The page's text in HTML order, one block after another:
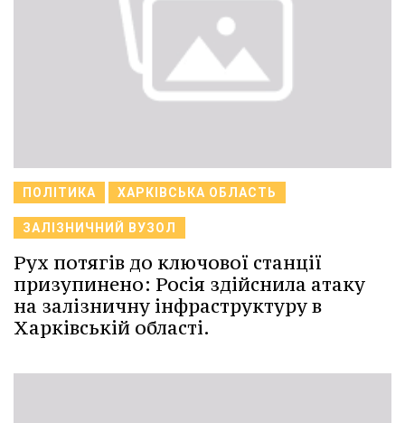
ПОЛІТИКА ХАРКІВСЬКА ОБЛАСТЬ
ЗАЛІЗНИЧНИЙ ВУЗОЛ
Рух потягів до ключової станції
призупинено: Росія здійснила атаку
на залізничну інфраструктуру в
Харківській області.